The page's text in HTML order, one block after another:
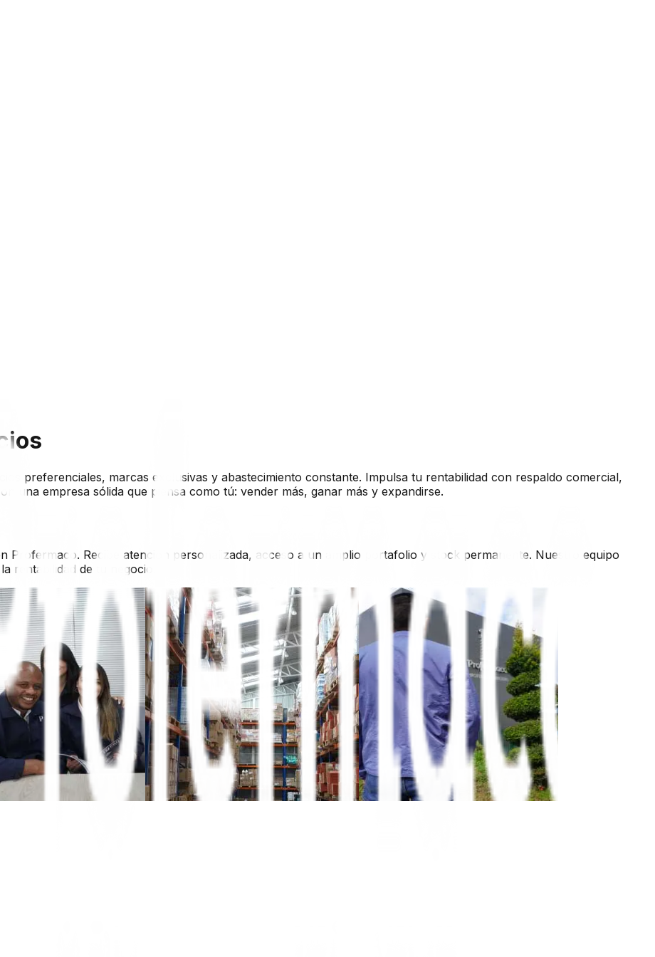
preferenciales, marcas exclusivas y abastecimiento constante. Impulsa tu rentabilidad con respaldo comercial,
una empresa sólida que piensa como tú: vender más, ganar más y expandirse.
Profermaco. Recibe atención personalizada, acceso a un amplio portafolio y stock permanente. Nuestro equipo
rentabilidad de tu negocio.